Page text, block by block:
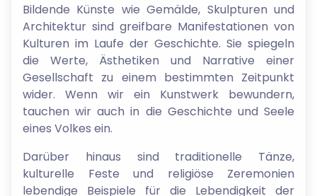
Bildende Künste wie Gemälde, Skulpturen und
Architektur sind greifbare Manifestationen von
Kulturen im Laufe der Geschichte. Sie spiegeln
die Werte, Ästhetiken und Narrative einer
Gesellschaft zu einem bestimmten Zeitpunkt
wider. Wenn wir ein Kunstwerk bewundern,
tauchen wir auch in die Geschichte und Seele
eines Volkes ein.
Darüber hinaus sind traditionelle Tänze,
kulturelle Feste und religiöse Zeremonien
lebendige Beispiele für die Lebendigkeit der